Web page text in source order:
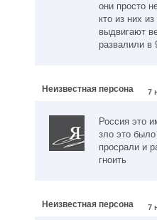
они просто
кто из них
выдвигают
развалили в
Неизвестная персона 7
Россия это
зло это
просрали и
гноить
Неизвестная персона 7